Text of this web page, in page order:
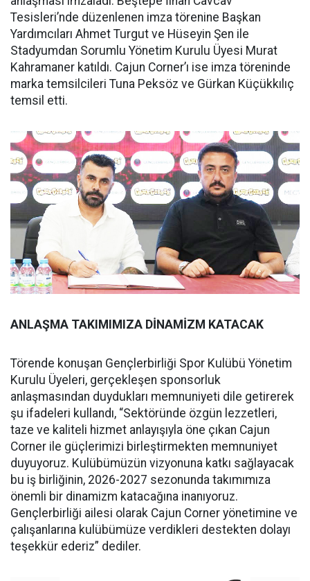
Tesisleri’nde düzenlenen imza törenine Başkan
Yardımcıları Ahmet Turgut ve Hüseyin Şen ile
Stadyumdan Sorumlu Yönetim Kurulu Üyesi Murat
Kahramaner katıldı. Cajun Corner’ı ise imza töreninde
marka temsilcileri Tuna Peksöz ve Gürkan Küçükkılıç
temsil etti.
ANLAŞMA TAKIMIMIZA DİNAMİZM KATACAK
Törende konuşan Gençlerbirliği Spor Kulübü Yönetim
Kurulu Üyeleri, gerçekleşen sponsorluk
anlaşmasından duydukları memnuniyeti dile getirerek
şu ifadeleri kullandı, “Sektöründe özgün lezzetleri,
taze ve kaliteli hizmet anlayışıyla öne çıkan Cajun
Corner ile güçlerimizi birleştirmekten memnuniyet
duyuyoruz. Kulübümüzün vizyonuna katkı sağlayacak
bu iş birliğinin, 2026-2027 sezonunda takımımıza
önemli bir dinamizm katacağına inanıyoruz.
Gençlerbirliği ailesi olarak Cajun Corner yönetimine ve
çalışanlarına kulübümüze verdikleri destekten dolayı
teşekkür ederiz” dediler.